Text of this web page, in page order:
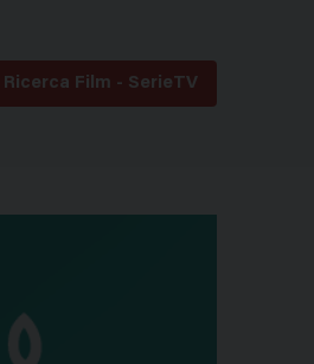
Ricerca Film - SerieTV